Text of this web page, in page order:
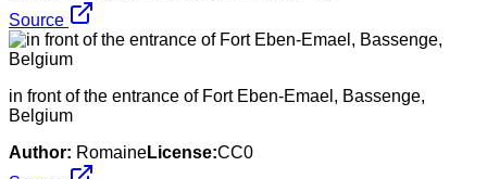
Source
in front of the entrance of Fort Eben-Emael, Bassenge,
Belgium
Author: RomaineLicense:CC0